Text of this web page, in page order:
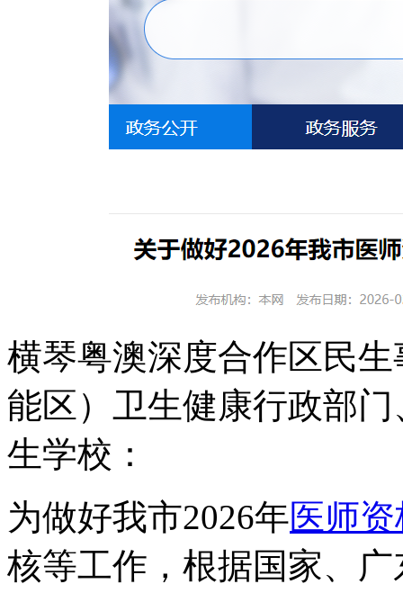
横琴粤澳深度合作区民
能区）卫生健康行政部
生学校：
为做好我市2026年医师
核等工作，根据国家、